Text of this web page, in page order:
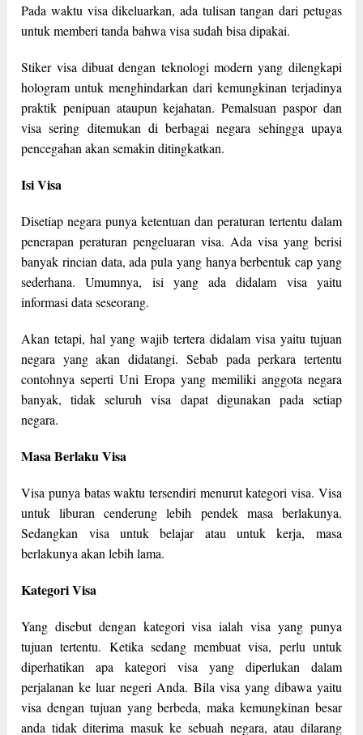
Pada waktu visa dikeluarkan, ada tulisan tangan dari petugas
untuk memberi tanda bahwa visa sudah bisa dipakai.
Stiker visa dibuat dengan teknologi modern yang dilengkapi
hologram untuk menghindarkan dari kemungkinan terjadinya
praktik penipuan ataupun kejahatan. Pemalsuan paspor dan
visa sering ditemukan di berbagai negara sehingga upaya
pencegahan akan semakin ditingkatkan.
Isi Visa
Disetiap negara punya ketentuan dan peraturan tertentu dalam
penerapan peraturan pengeluaran visa. Ada visa yang berisi
banyak rincian data, ada pula yang hanya berbentuk cap yang
sederhana. Umumnya, isi yang ada didalam visa yaitu
informasi data seseorang.
Akan tetapi, hal yang wajib tertera didalam visa yaitu tujuan
negara yang akan didatangi. Sebab pada perkara tertentu
contohnya seperti Uni Eropa yang memiliki anggota negara
banyak, tidak seluruh visa dapat digunakan pada setiap
negara.
Masa Berlaku Visa
Visa punya batas waktu tersendiri menurut kategori visa. Visa
untuk liburan cenderung lebih pendek masa berlakunya.
Sedangkan visa untuk belajar atau untuk kerja, masa
berlakunya akan lebih lama.
Kategori Visa
Yang disebut dengan kategori visa ialah visa yang punya
tujuan tertentu. Ketika sedang membuat visa, perlu untuk
diperhatikan apa kategori visa yang diperlukan dalam
perjalanan ke luar negeri Anda. Bila visa yang dibawa yaitu
visa dengan tujuan yang berbeda, maka kemungkinan besar
anda tidak diterima masuk ke sebuah negara, atau dilarang